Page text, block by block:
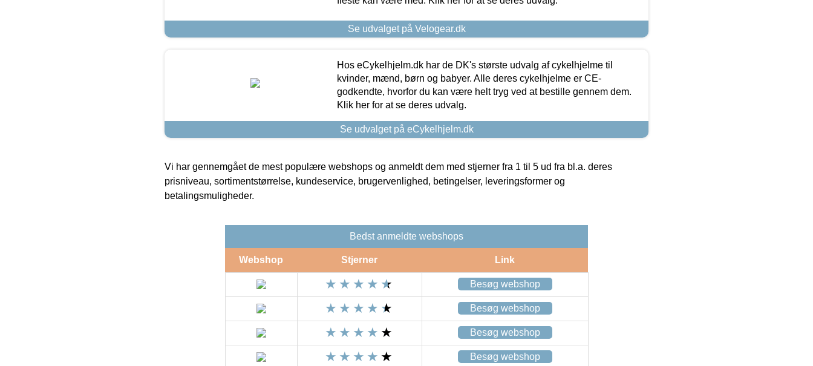
Se udvalget på Velogear.dk
Hos eCykelhjelm.dk har de DK's største udvalg af cykelhjelme til
kvinder, mænd, børn og babyer. Alle deres cykelhjelme er CE-
godkendte, hvorfor du kan være helt tryg ved at bestille gennem dem.
Klik her for at se deres udvalg.
Se udvalget på eCykelhjelm.dk
Vi har gennemgået de mest populære webshops og anmeldt dem med stjerner fra 1 til 5 ud fra bl.a. deres
prisniveau, sortimentstørrelse, kundeservice, brugervenlighed, betingelser, leveringsformer og
betalingsmuligheder.
Bedst anmeldte webshops
Webshop Stjerner Link
Besøg webshop
Besøg webshop
Besøg webshop
Besøg webshop